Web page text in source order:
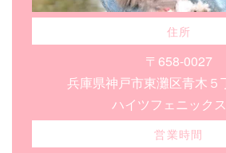
住所
〒658-0027
兵庫県神戸市東灘区青木５
ハイツフェニック
営業時間